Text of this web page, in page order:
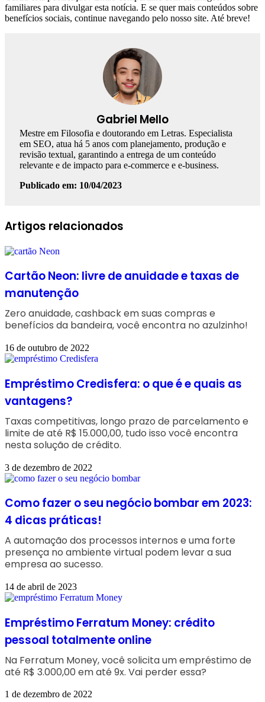
familiares para divulgar esta notícia. E se quer mais conteúdos sobre
benefícios sociais, continue navegando pelo nosso site. Até breve!
Gabriel Mello
Mestre em Filosofia e doutorando em Letras. Especialista
em SEO, atua há 5 anos com planejamento, produção e
revisão textual, garantindo a entrega de um conteúdo
relevante e de impacto para e-commerce e e-business.
Publicado em: 10/04/2023
Facebook
Linkedin
WhatsApp
Telegram
Artigos relacionados
Cartão Neon: livre de anuidade e taxas de
manutenção
Zero anuidade, cashback em suas compras e
benefícios da bandeira, você encontra no azulzinho!
16 de outubro de 2022
Empréstimo Credisfera: o que é e quais as
vantagens?
Taxas competitivas, longo prazo de parcelamento e
limite de até R$ 15.000,00, tudo isso você encontra
nesta solução de crédito.
3 de dezembro de 2022
Como fazer o seu negócio bombar em 2023:
4 dicas práticas!
A automação dos processos internos e uma forte
presença no ambiente virtual podem levar a sua
empresa ao sucesso.
14 de abril de 2023
Empréstimo Ferratum Money: crédito
pessoal totalmente online
Na Ferratum Money, você solicita um empréstimo de
até R$ 3.000,00 em até 9x. Vai perder essa?
1 de dezembro de 2022